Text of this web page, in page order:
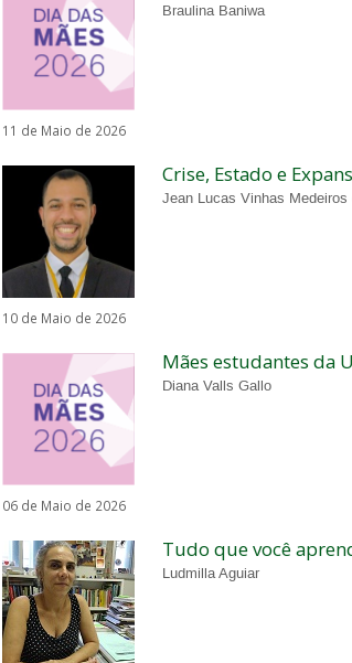
Braulina Baniwa
11 de Maio de 2026
Crise, Estado e
Jean Lucas Vinhas Medeiros
10 de Maio de 2026
Mães estudantes da
Diana Valls Gallo
06 de Maio de 2026
Tudo que você
Ludmilla Aguiar